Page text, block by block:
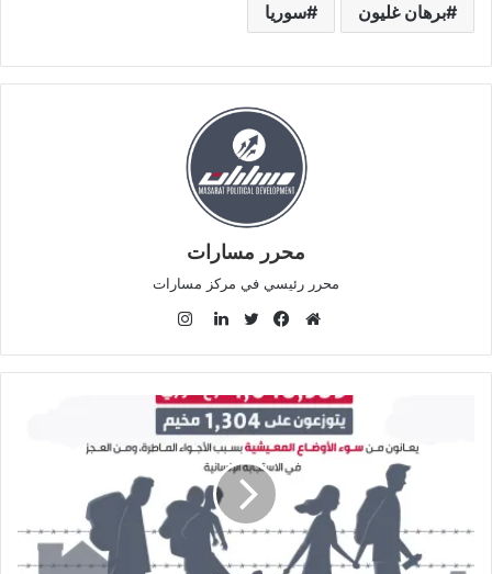
برهان غليون سوريا
محرر مسارات
محرر رئيسي في مركز مسارات
و
ق
ع
ا
و
ي
ب
ي
س
ب
و
ك
و
ي
ت
ر
ي
ن
ك
د
إ
ن
س
ت
ق
ر
م